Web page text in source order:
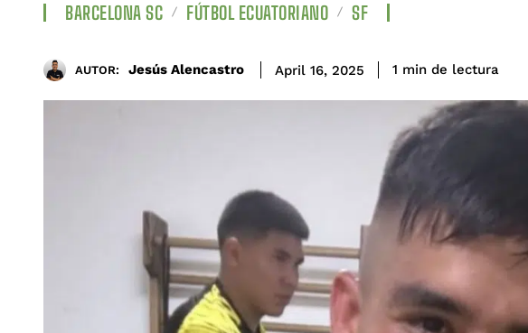
BARCELONA SC FÚTBOL ECUATORIANO SF
AUTOR: Jesús Alencastro April 16, 2025 1 min de lectura